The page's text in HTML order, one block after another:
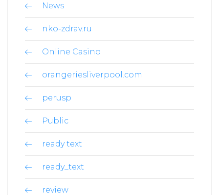
News
nko-zdrav.ru
Online Casino
orangeriesliverpool.com
perusp
Public
ready text
ready_text
review